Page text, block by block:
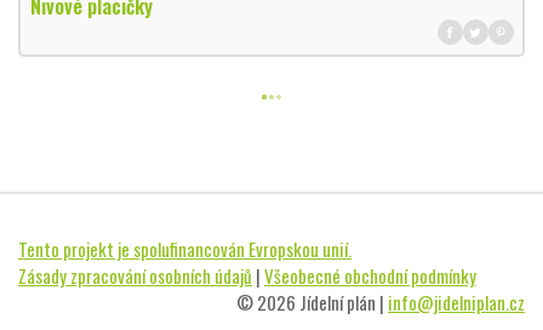
Nivové placičky
Tento projekt je spolufinancován Evropskou unií.
Zásady zpracování osobních údajů |Všeobecné obchodní podmínky
© 2026 Jídelní plán | info@jidelniplan.cz